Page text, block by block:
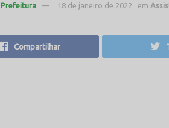
Prefeitura 18 de janeiro de 2022 em
Compartilhar